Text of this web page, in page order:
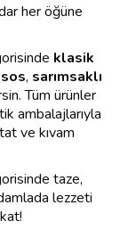
her öğüne
klasik
, sarımsaklı
Tüm ürünler
ambalajlarıyla
ve kıvam
taze,
lezzeti